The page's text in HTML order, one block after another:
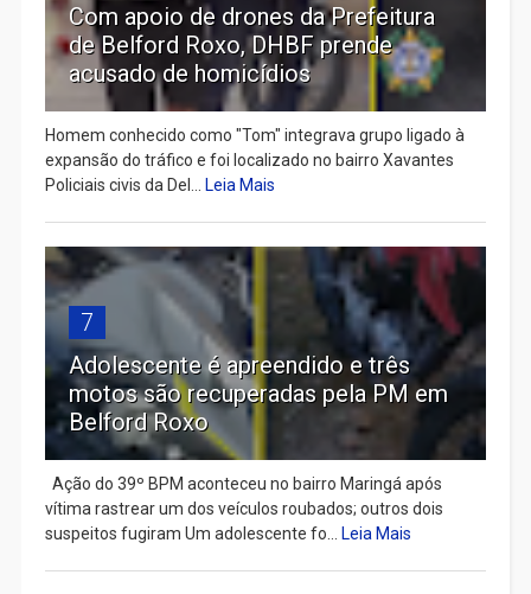
Com apoio de drones da Prefeitura
de Belford Roxo, DHBF prende
acusado de homicídios
Homem conhecido como "Tom" integrava grupo ligado à
expansão do tráfico e foi localizado no bairro Xavantes
Policiais civis da Del... Leia Mais
7
Adolescente é apreendido e três
motos são recuperadas pela PM em
Belford Roxo
Ação do 39º BPM aconteceu no bairro Maringá após
vítima rastrear um dos veículos roubados; outros dois
suspeitos fugiram Um adolescente fo... Leia Mais